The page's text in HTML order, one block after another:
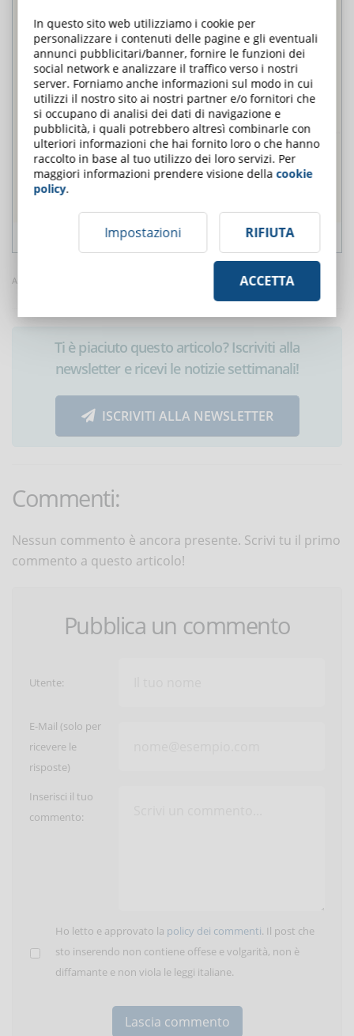
Articolo tratto da eLearning Infographics
Ti è piaciuto questo articolo? Iscriviti alla
newsletter e ricevi le notizie settimanali!
ISCRIVITI ALLA NEWSLETTER
Commenti:
Nessun commento è ancora presente. Scrivi tu il primo
commento a questo articolo!
Pubblica un commento
Utente:
E-Mail (solo per
ricevere le
risposte)
Inserisci il tuo
commento:
Ho letto e approvato la policy dei commenti. Il post che
sto inserendo non contiene offese e volgarità, non è
diffamante e non viola le leggi italiane.
In questo sito web utilizziamo i cookie per
personalizzare i contenuti delle pagine e gli eventuali
annunci pubblicitari/banner, fornire le funzioni dei
social network e analizzare il traffico verso i nostri
server. Forniamo anche informazioni sul modo in cui
utilizzi il nostro sito ai nostri partner e/o fornitori che
si occupano di analisi dei dati di navigazione e
pubblicità, i quali potrebbero altresì combinarle con
ulteriori informazioni che hai fornito loro o che hanno
raccolto in base al tuo utilizzo dei loro servizi. Per
maggiori informazioni prendere visione dellacookie
policy.
Impostazioni RIFIUTA
ACCETTA